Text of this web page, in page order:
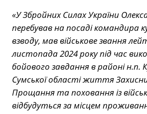
«У Збройних Силах України
перебував на посаді командира
взводу, мав військове звання
листопада 2024 року під час
бойового завдання в районі н.п.
Сумської області життя
Прощання та поховання із
відбудуться за місцем